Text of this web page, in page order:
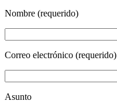
Nombre (requerido)
Correo electrónico (requerido)
Asunto